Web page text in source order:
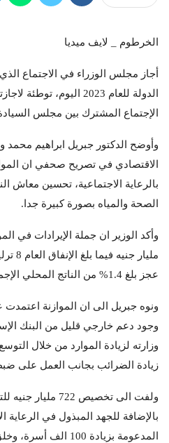
الخرطوم _ لايف ميديا
أجاز مجلس الوزراء في الاجتماع
الدولة للعام 2023
الإجتماع المشترك بين مجلس
وأوضح الدكتور جبريل ابراهيم محمد
الاقتصادي في تصريح صحفي ان
بالرعاية الاجتماعية، تحسين معاش
الصحة والمياه بصورة كبيرة جدا.
عجز بلغ 1.4% من الناتج المحلي الإجمالي.
ونوه جبريل الى ان الموازنة اعتمدت
وجود دعم خارجي قليل من البنك
وزارته لزيادة الموارد من خلال
زيادة الضرائب بجانب العمل على
ولفت الى تخصيص
بالإضافة للجهد المبذول في الرعاية